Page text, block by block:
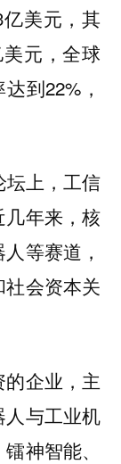
美元，其
元，全球
到22%，
坛上，工信
年来，核
等赛道，
会资本关
企业，主
与工业机
神智能、